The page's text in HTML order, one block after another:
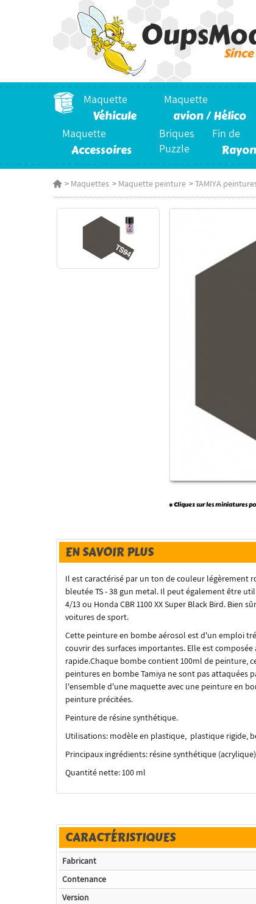
Maquette
Véhicule
Maquette
avion / Hélico
Maquette
Accessoires
Briques
Puzzle
Fin de
Rayon
> Maquettes > Maquette peinture >TAMIYA
* Cliquez sur les miniatures
EN SAVOIR PLUS
Il est caractérisé par un ton de couleur
bleutée TS - 38 gun metal. Il peut également être
4/13 ou Honda CBR 1100 XX Super Black Bird. Bien
voitures de sport.
Cette peinture en bombe aérosol est d'un emploi
couvrir des surfaces importantes. Elle est
rapide.Chaque bombe contient 100ml de peinture,
peintures en bombe Tamiya ne sont pas attaquées
l'ensemble d'une maquette avec une peinture en
peinture précitées.
Peinture de résine synthétique.
Utilisations: modèle en plastique, plastique rigide,
Principaux ingrédients: résine synthétique
Quantité nette: 100 ml
CARACTÉRISTIQUES
Fabricant
Contenance
Version